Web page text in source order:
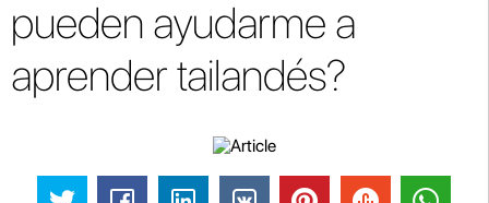
pueden ayudarme a
aprender tailandés?